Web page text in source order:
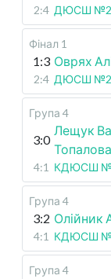
2:4 ДЮСШ №23
Фінал 1
1:3 Оврях
2:4 ДЮСШ №23
Група 4
3:0
Лещук
4:1 КДЮСШ №4
Група 4
3:2 Олійник
4:1 КДЮСШ №4
Група 4